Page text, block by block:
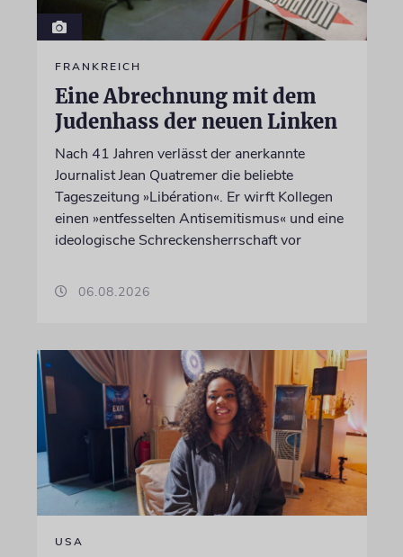
FRANKREICH
Eine Abrechnung mit dem
Judenhass der neuen Linken
Nach 41 Jahren verlässt der anerkannte
Journalist Jean Quatremer die beliebte
Tageszeitung »Libération«. Er wirft Kollegen
einen »entfesselten Antisemitismus« und eine
ideologische Schreckensherrschaft vor
06.08.2026
USA